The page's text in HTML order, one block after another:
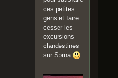
ces petites
gens et faire
cesser les
excursions
clandestines
sur Sorna